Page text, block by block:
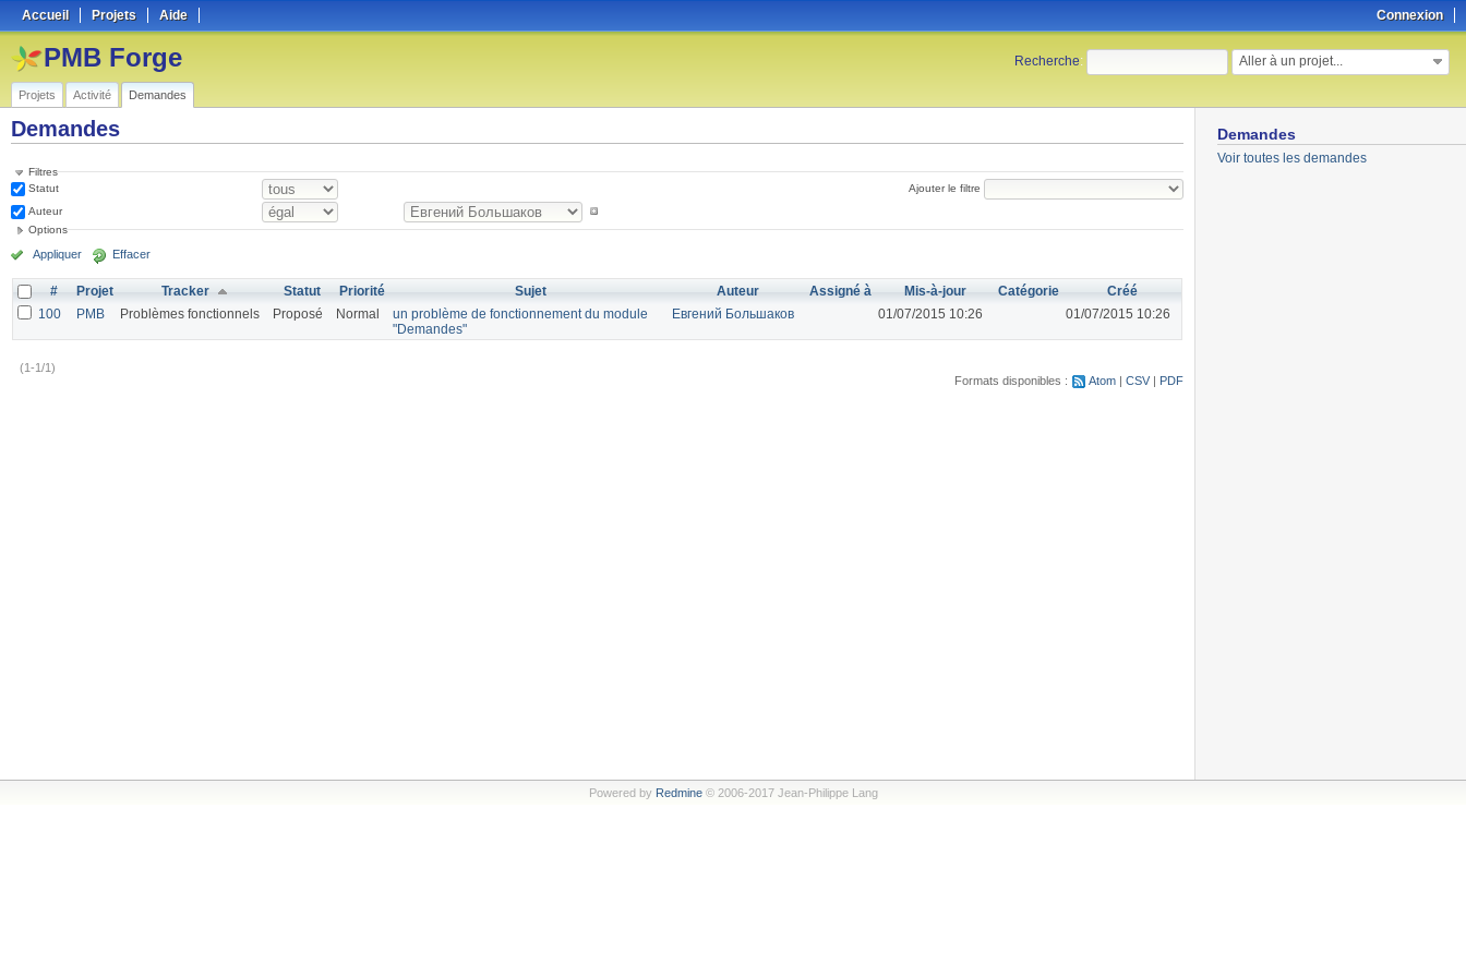
Connexion
Accueil Projets Aide
Recherche: Aller à un projet...
PMB Forge
Projets Activité Demandes
Demandes
Voir toutes les demandes
Demandes
Filtres
Statut
Auteur
Ajouter le filtre
Options
Appliquer Effacer
# Projet Tracker Statut Priorité Sujet Auteur Assigné à Mis-à-jour Catégorie
Créé
100
PMB Problèmes fonctionnels Proposé Normal
un problème de fonctionnement du module
"Demandes"
Евгений Большаков 01/07/2015 10:26 01/07/2015 10:26
(1-1/1)
Formats disponibles :
Atom CSV PDF
Powered by Redmine© 2006-2017 Jean-Philippe Lang